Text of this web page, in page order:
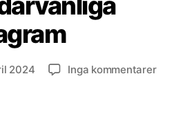
2024 Inga kommentarertill